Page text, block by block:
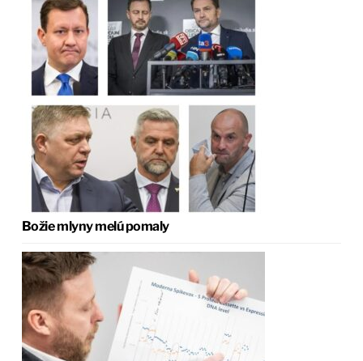
Božie mlyny melú pomaly